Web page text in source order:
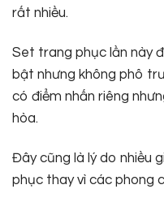
rất nhiều.
Set trang phục lần này
bật nhưng không phô
có điểm nhấn riêng
hòa.
Đây cũng là lý do nhiều
phục thay vì các phong